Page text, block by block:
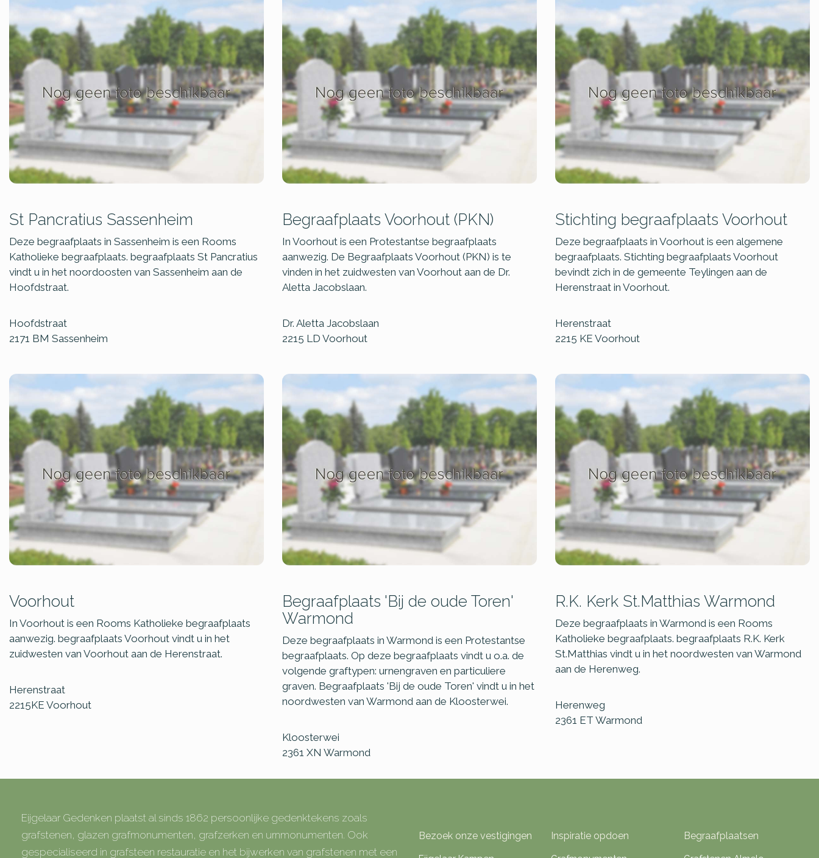
St Pancratius Sassenheim
Deze begraafplaats in Sassenheim is een Rooms
Katholieke begraafplaats. begraafplaats St Pancratius
vindt u in het noordoosten van Sassenheim aan de
Hoofdstraat.
Hoofdstraat
2171 BM Sassenheim
Begraafplaats Voorhout (PKN)
In Voorhout is een Protestantse begraafplaats
aanwezig. De Begraafplaats Voorhout (PKN) is te
vinden in het zuidwesten van Voorhout aan de Dr.
Aletta Jacobslaan.
Dr. Aletta Jacobslaan
2215 LD Voorhout
Stichting begraafplaats Voorhout
Deze begraafplaats in Voorhout is een algemene
begraafplaats. Stichting begraafplaats Voorhout
bevindt zich in de gemeente Teylingen aan de
Herenstraat in Voorhout.
Herenstraat
2215 KE Voorhout
Voorhout
In Voorhout is een Rooms Katholieke begraafplaats
aanwezig. begraafplaats Voorhout vindt u in het
zuidwesten van Voorhout aan de Herenstraat.
Herenstraat
2215KE Voorhout
Begraafplaats 'Bij de oude Toren'
Warmond
Deze begraafplaats in Warmond is een Protestantse
begraafplaats. Op deze begraafplaats vindt u o.a. de
volgende graftypen: urnengraven en particuliere
graven. Begraafplaats 'Bij de oude Toren' vindt u in het
noordwesten van Warmond aan de Kloosterwei.
Kloosterwei
2361 XN Warmond
R.K. Kerk St.Matthias Warmond
Deze begraafplaats in Warmond is een Rooms
Katholieke begraafplaats. begraafplaats R.K. Kerk
St.Matthias vindt u in het noordwesten van Warmond
aan de Herenweg.
Herenweg
2361 ET Warmond
Eijgelaar Gedenken plaatst al sinds 1862 persoonlijke gedenktekens zoals
grafstenen, glazen grafmonumenten, grafzerken en urnmonumenten. Ook
gespecialiseerd in grafsteen restauratie en het bijwerken van grafstenen met een
Bezoek onze vestigingen Inspiratie opdoen Begraafplaatsen